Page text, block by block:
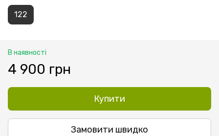
122
В наявності
4 900 грн
Купити
Замовити швидко